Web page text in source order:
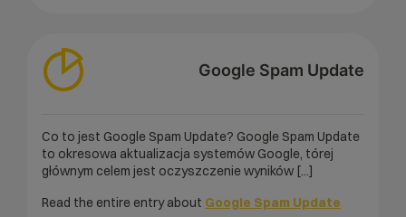
Google Spam Update
Co to jest Google Spam Update? Google Spam Update
to okresowa aktualizacja systemów Google, tórej
głównym celem jest oczyszczenie wyników [...]
Read the entire entry about Google Spam Update